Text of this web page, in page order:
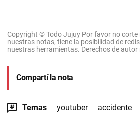
Copyright © Todo Jujuy Por favor no corte
nuestras notas, tiene la posibilidad de
nuestras herramientas. Derechos de autor
Compartí la nota
Temas youtuber accidente